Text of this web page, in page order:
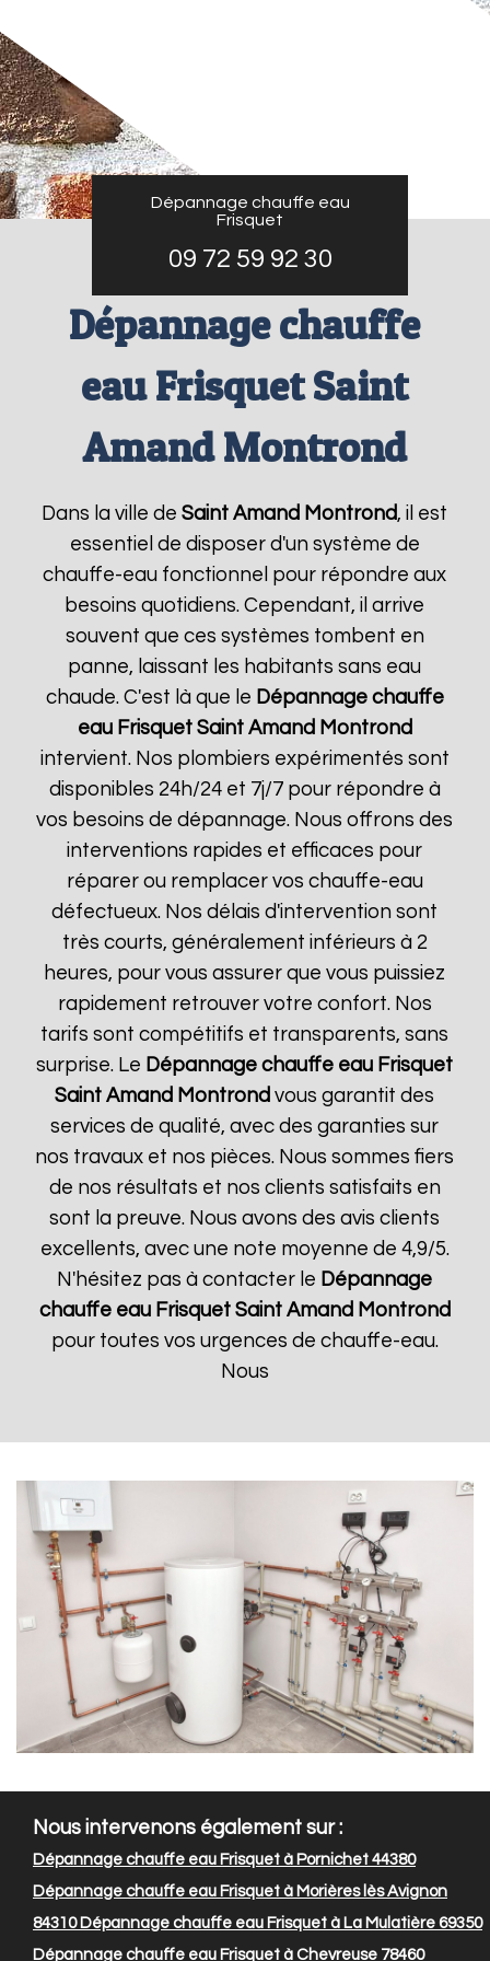
Dépannage chauffe eau
Frisquet
09 72 59 92 30
Dépannage chauffe
eau Frisquet Saint
Amand Montrond
Dans la ville deSaint Amand Montrond, il est
essentiel de disposer d'un système de
chauffe-eau fonctionnel pour répondre aux
besoins quotidiens. Cependant, il arrive
souvent que ces systèmes tombent en
panne, laissant les habitants sans eau
chaude. C'est là que le Dépannage chauffe
eau Frisquet Saint Amand Montrond
intervient. Nos plombiers expérimentés sont
disponibles 24h/24 et 7j/7 pour répondre à
vos besoins de dépannage. Nous offrons des
interventions rapides et efficaces pour
réparer ou remplacer vos chauffe-eau
défectueux. Nos délais d'intervention sont
très courts, généralement inférieurs à 2
heures, pour vous assurer que vous puissiez
rapidement retrouver votre confort. Nos
tarifs sont compétitifs et transparents, sans
surprise. Le Dépannage chauffe eau Frisquet
Saint Amand Montrond vous garantit des
services de qualité, avec des garanties sur
nos travaux et nos pièces. Nous sommes fiers
de nos résultats et nos clients satisfaits en
sont la preuve. Nous avons des avis clients
excellents, avec une note moyenne de 4,9/5.
N'hésitez pas à contacter le Dépannage
chauffe eau Frisquet Saint Amand Montrond
pour toutes vos urgences de chauffe-eau.
Nous
Nous intervenons également sur :
Dépannage chauffe eau Frisquet à Pornichet 44380
Dépannage chauffe eau Frisquet à Morières lès Avignon
84310Dépannage chauffe eau Frisquet à La Mulatière 69350
Dépannage chauffe eau Frisquet à Chevreuse 78460